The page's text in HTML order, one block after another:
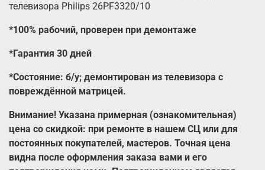
телевизора Philips 26PF3320/10
*100% рабочий, проверен при демонтаже
*Гарантия 30 дней
*Состояние: б/у; демонтирован из телевизора с
повреждённой матрицей.
Внимание! Указана примерная (ознакомительная)
цена со скидкой: при ремонте в нашем СЦ или для
постоянных покупателей, мастеров. Точная цена
видна после оформления заказа вами и его